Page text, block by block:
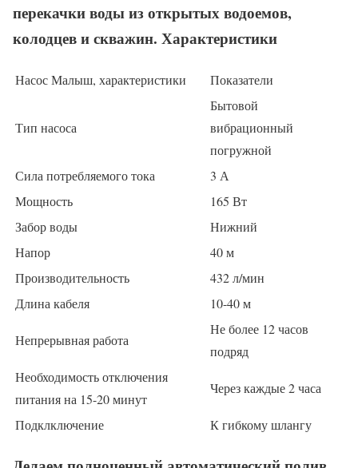
перекачки воды из открытых водоемов,
колодцев и скважин. Характеристики
Насос Малыш, характеристики Показатели
Тип насоса
Бытовой
вибрационный
погружной
Сила потребляемого тока
3 А
Мощность
165 Вт
Забор воды
Нижний
Напор
40 м
Производительность
432 л/мин
Длина кабеля
10-40 м
Непрерывная работа
Не более 12 часов
подряд
Необходимость отключения
питания на 15-20 минут
Через каждые 2 часа
Подклключение К гибкому шлангу